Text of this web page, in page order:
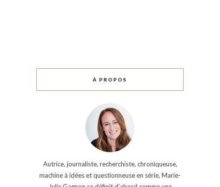
À PROPOS
Autrice, journaliste, recherchiste, chroniqueuse,
machine à idées et questionneuse en série, Marie-